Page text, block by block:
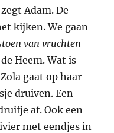
Adam. De
kijken. We gaan
van vruchten
Heem. Wat is
gaat op haar
druiven. Een
af. Ook een
met eendjes in